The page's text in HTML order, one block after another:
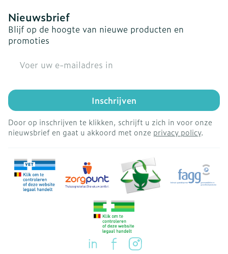
Nieuwsbrief
Blijf op de hoogte van nieuwe producten en
promoties
Inschrijven
Door op inschrijven te klikken, schrijft u zich in voor onze
nieuwsbrief en gaat u akkoord met onze privacy policy.